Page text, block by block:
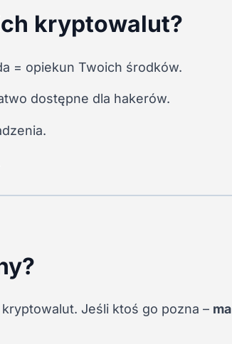
kryptowalut?
= opiekun Twoich środków.
dostępne dla hakerów.
Jeśli ktoś go pozna – ma